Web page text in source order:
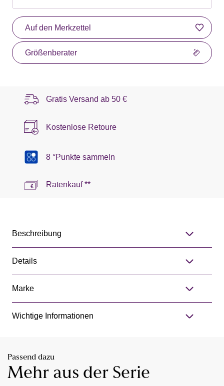
Auf den Merkzettel
Größenberater
Gratis Versand ab 50 €
Kostenlose Retoure
8 °Punkte sammeln
Ratenkauf **
Beschreibung
Details
Marke
Wichtige Informationen
Passend dazu
Mehr aus der Serie